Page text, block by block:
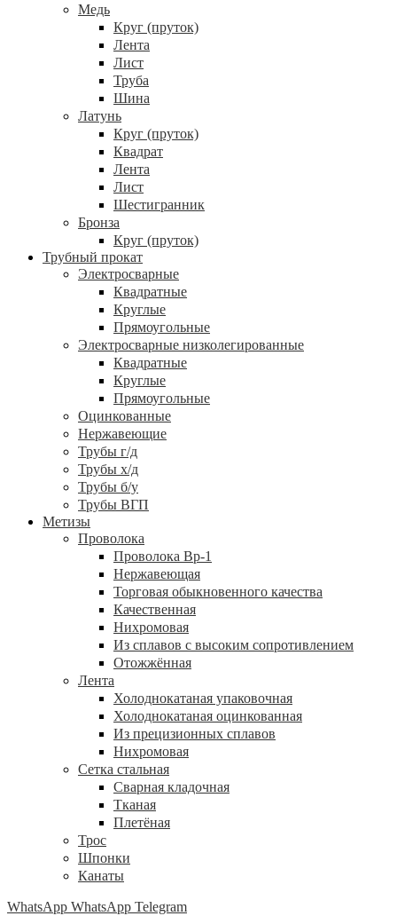
Медь
Круг (пруток)
Лента
Лист
Труба
Шина
Латунь
Круг (пруток)
Квадрат
Лента
Лист
Шестигранник
Бронза
Круг (пруток)
Трубный прокат
Электросварные
Квадратные
Круглые
Прямоугольные
Электросварные низколегированные
Квадратные
Круглые
Прямоугольные
Оцинкованные
Нержавеющие
Трубы г/д
Трубы х/д
Трубы б/у
Трубы ВГП
Метизы
Проволока
Проволока Вр-1
Нержавеющая
Торговая обыкновенного качества
Качественная
Нихромовая
Из сплавов с высоким сопротивлением
Отожжённая
Лента
Холоднокатаная упаковочная
Холоднокатаная оцинкованная
Из прецизионных сплавов
Нихромовая
Сетка стальная
Сварная кладочная
Тканая
Плетёная
Трос
Шпонки
Канаты
WhatsApp WhatsApp Telegram